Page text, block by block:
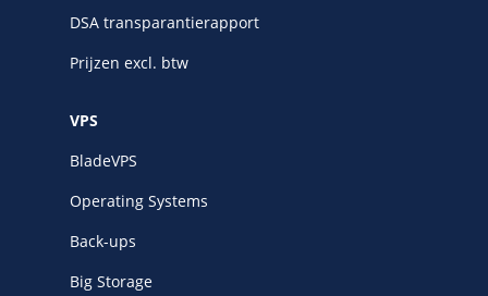
DSA transparantierapport
Prijzen excl. btw
VPS
BladeVPS
Operating Systems
Back-ups
Big Storage